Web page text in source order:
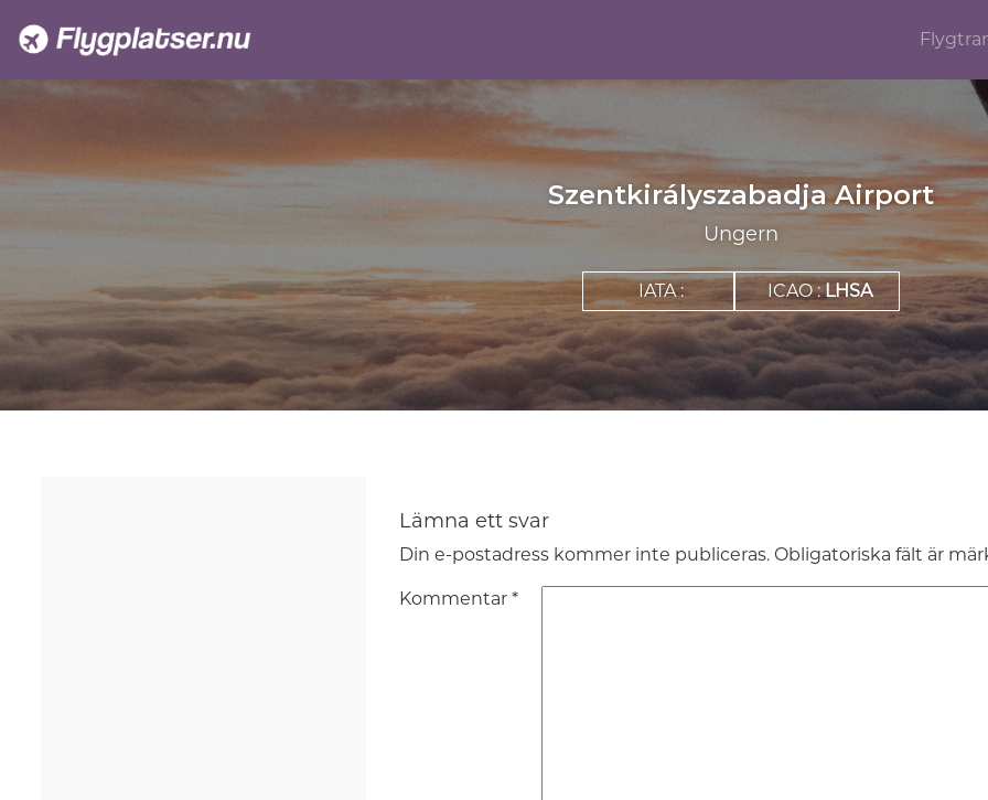
Szentkirályszabadja Airport
Ungern
IATA : ICAO :LHSA
Lämna ett svar
Din e-postadress kommer inte publiceras. Obligatoriska fält är
Kommentar *